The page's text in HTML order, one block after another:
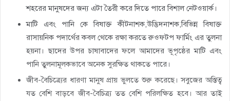
শহরের মানুষদের জন্য এটা তৈরী করে দিতে পারে বিশাল নেটওয়ার্ক।
মাটি এবং পানি কে বিষাক্ত কীটনাশক,উদ্ভিদনাশক,বিভিন্ন বিষাক্ত
রাসায়নিক পদার্থের কবল থেকে রক্ষা করতে রুওফটপ ফার্মিং এর তুলনা
হয়না। ছাদের উপর চাষাবাদের ফলে আমাদের ভূপৃষ্ঠের মাটি এবং
পানি তুলনামূলকভাবে অনেক সুরক্ষিত থাকতে পারে।
জীব-বৈচিত্র্যের ধারণা মানুষ প্রায় ভুলতে শুরু করেছে। সবুজের অস্তিত্ব
যত বেশি বাড়বে জীব-বৈচিত্র্য তত বেশি পরিলক্ষিত হবে। আর তাই